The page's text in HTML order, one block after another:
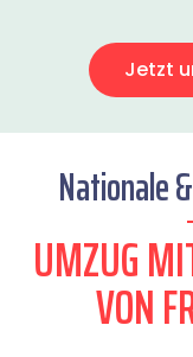
Jetzt
Nationale
UMZUG
VON